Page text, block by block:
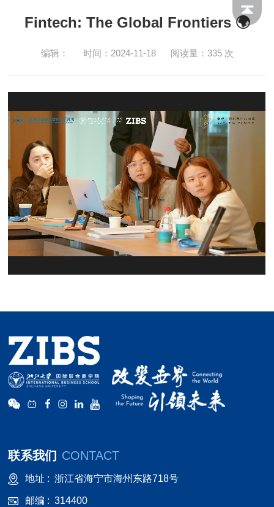
Fintech: The Global Frontiers 🌍
编辑： 时间：2024-11-18 阅读量： 335 次
联系我们 CONTACT
地址 :浙江省海宁市海州东路718号
邮编 :314400